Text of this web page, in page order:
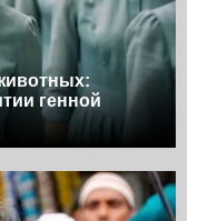
генной